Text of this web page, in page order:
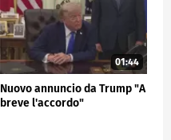
01:44
Nuovo annuncio da Trump "A
breve l'accordo"